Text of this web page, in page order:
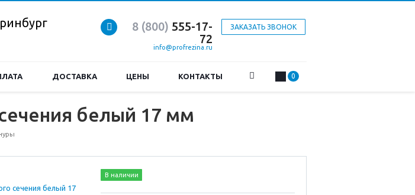
ЗАКАЗАТЬ ЗВОНОК
8 (800) 555-17-
72
info@profrezina.ru
ДОСТАВКА ЦЕНЫ КОНТАКТЫ 0
белый 17 мм
В наличии